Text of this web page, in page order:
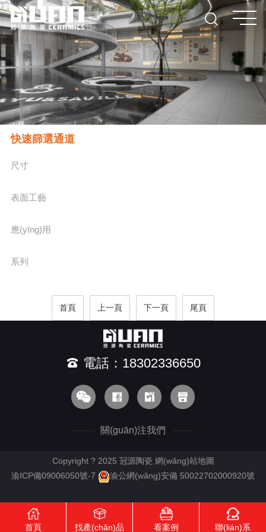
快速篩選通道
尺寸
表面工藝
應(yīng)用
系列
首頁 上一頁 下一頁 尾頁
電話：18302336650
關(guān)注我們
Copyright ? 2025 冠源陶瓷 網(wǎng)站地圖
渝ICP備09006050號-7
渝公網(wǎng)安備 50022702000920號
首頁 找產(chǎn)品 看案例 聯(lián)系
RM新时代APP下载